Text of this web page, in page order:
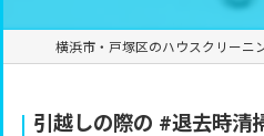
引越しの際の #退去時清